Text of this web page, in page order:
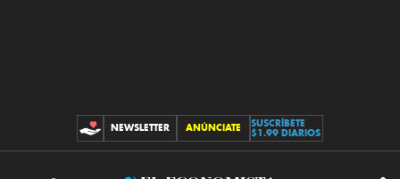
CONTRIBUCIONES
NEWSLETTER ANÚNCIATE
SUSCRÍBETE
$1.99 DIARIOS